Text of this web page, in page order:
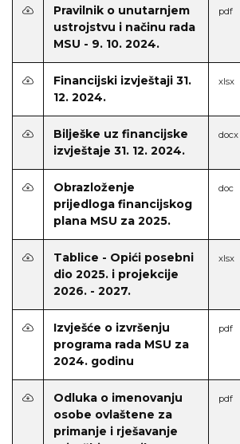
Pravilnik o unutarnjem
ustrojstvu i načinu rada
MSU - 9. 10. 2024.
pdf
Financijski izvještaji 31.
12. 2024.
xlsx
Bilješke uz financijske
izvještaje 31. 12. 2024.
docx
Obrazloženje
prijedloga financijskog
plana MSU za 2025.
doc
Tablice - Opići posebni
dio 2025. i projekcije
2026. - 2027.
xlsx
Izvješće o izvršenju
programa rada MSU za
2024. godinu
pdf
Odluka o imenovanju
osobe ovlaštene za
primanje i rješavanje
pdf